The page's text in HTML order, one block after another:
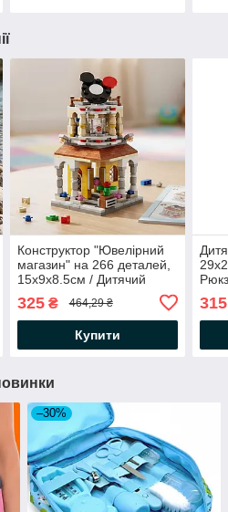
Конструктор "Ювелірний
магазин" на 266 деталей,
15х9х8.5см / Дитячий
Конструктор для дітей
325₴ 464,29 ₴
Купити
315
–30%